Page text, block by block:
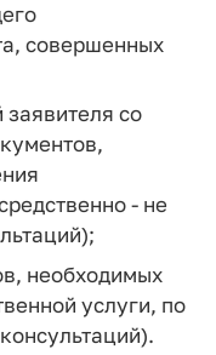
совершенных
заявителя со
- не
необходимых
услуги, по